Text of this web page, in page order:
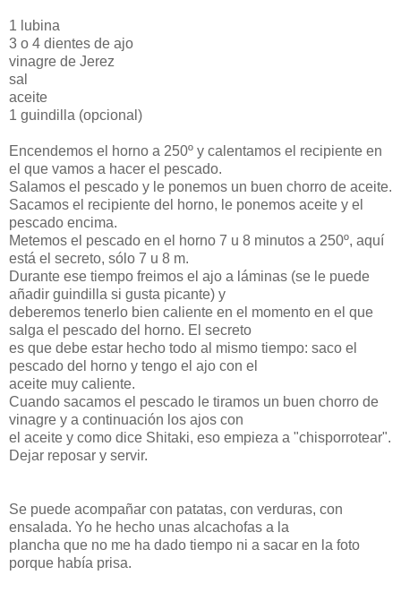
1 lubina
3 o 4 dientes de ajo
vinagre de Jerez
sal
aceite
1 guindilla (opcional)
Encendemos el horno a 250º y calentamos el recipiente en
el que vamos a hacer el pescado.
Salamos el pescado y le ponemos un buen chorro de aceite.
Sacamos el recipiente del horno, le ponemos aceite y el
pescado encima.
Metemos el pescado en el horno 7 u 8 minutos a 250º, aquí
está el secreto, sólo 7 u 8 m.
Durante ese tiempo freimos el ajo a láminas (se le puede
añadir guindilla si gusta picante) y
deberemos tenerlo bien caliente en el momento en el que
salga el pescado del horno. El secreto
es que debe estar hecho todo al mismo tiempo: saco el
pescado del horno y tengo el ajo con el
aceite muy caliente.
Cuando sacamos el pescado le tiramos un buen chorro de
vinagre y a continuación los ajos con
el aceite y como dice Shitaki, eso empieza a "chisporrotear".
Dejar reposar y servir.
Se puede acompañar con patatas, con verduras, con
ensalada. Yo he hecho unas alcachofas a la
plancha que no me ha dado tiempo ni a sacar en la foto
porque había prisa.